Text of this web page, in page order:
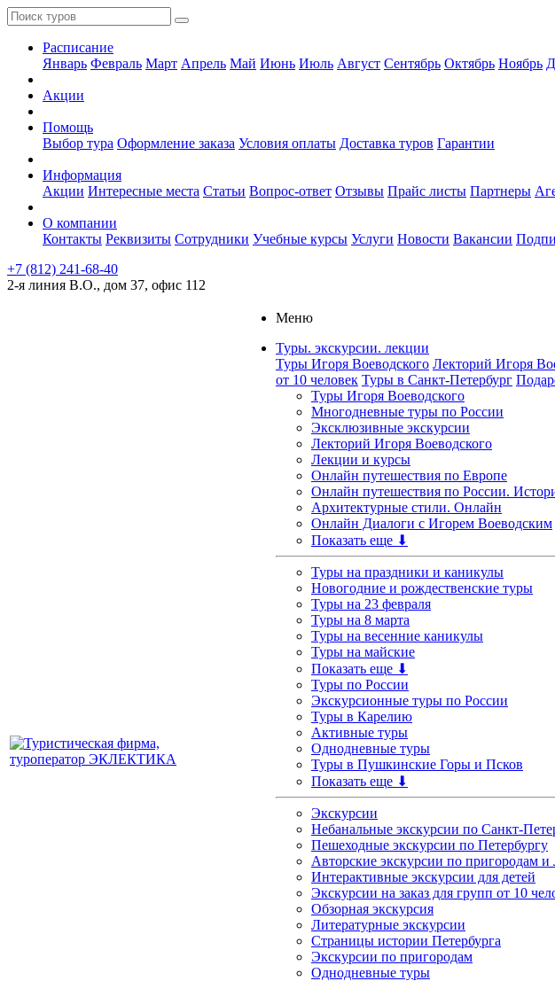
Расписание
Январь Февраль Март Апрель Май Июнь Июль Август Сентябрь Октябрь Ноябрь
Акции
Помощь
Выбор тура Оформление заказа Условия оплаты Доставка туров Гарантии
Информация
Акции Интересные места Статьи Вопрос-ответ Отзывы Прайс листы Партнеры
О компании
Контакты Реквизиты Сотрудники Учебные курсы Услуги Новости Вакансии
+7 (812) 241-68-40
2-я линия В.О., дом 37, офис 112
Меню
Туры. экскурсии. лекции
Туры Игоря Воеводского Лекторий Игоря
от 10 человек Туры в Санкт-Петербург
Туры Игоря Воеводского
Многодневные туры по России
Эксклюзивные экскурсии
Лекторий Игоря Воеводского
Лекции и курсы
Онлайн путешествия по Европе
Онлайн путешествия по России.
Архитектурные стили. Онлайн
Онлайн Диалоги с Игорем Воеводским
Показать еще ⬇
Туры на праздники и каникулы
Новогодние и рождественские туры
Туры на 23 февраля
Туры на 8 марта
Туры на весенние каникулы
Туры на майские
Показать еще ⬇
Туры по России
Экскурсионные туры по России
Туры в Карелию
Активные туры
Однодневные туры
Туры в Пушкинские Горы и Псков
Показать еще ⬇
Экскурсии
Небанальные экскурсии по Санкт-
Пешеходные экскурсии по Петербургу
Авторские экскурсии по пригородам и
Интерактивные экскурсии для детей
Экскурсии на заказ для групп от 10
Обзорная экскурсия
Литературные экскурсии
Страницы истории Петербурга
Экскурсии по пригородам
Однодневные туры